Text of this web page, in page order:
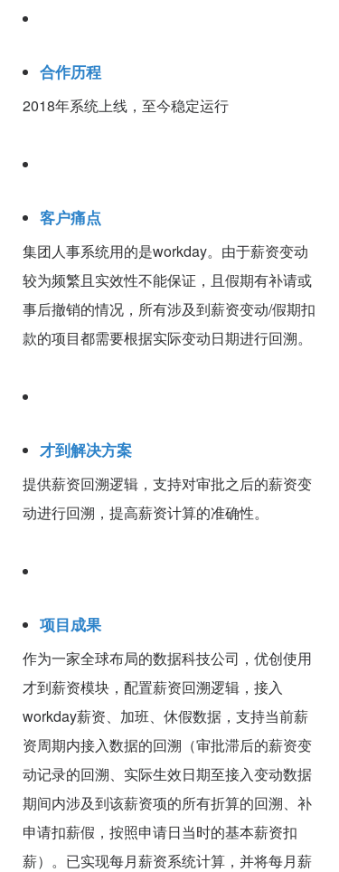
合作历程
2018年系统上线，至今稳定运行
客户痛点
集团人事系统用的是workday。由于薪资变动
较为频繁且实效性不能保证，且假期有补请或
事后撤销的情况，所有涉及到薪资变动/假期扣
款的项目都需要根据实际变动日期进行回溯。
才到解决方案
提供薪资回溯逻辑，支持对审批之后的薪资变
动进行回溯，提高薪资计算的准确性。
项目成果
作为一家全球布局的数据科技公司，优创使用
才到薪资模块，配置薪资回溯逻辑，接入
workday薪资、加班、休假数据，支持当前薪
资周期内接入数据的回溯（审批滞后的薪资变
动记录的回溯、实际生效日期至接入变动数据
期间内涉及到该薪资项的所有折算的回溯、补
申请扣薪假，按照申请日当时的基本薪资扣
薪）。已实现每月薪资系统计算，并将每月薪